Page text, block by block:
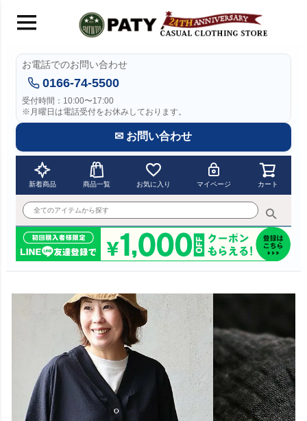
お電話でのお問い合わせ
0166-74-5500
受付時間：10:00〜17:00
※月曜日は電話受付をお休みしております。
✉ お問い合わせ
新着商品 商品一覧 お気に入り マイページ カート